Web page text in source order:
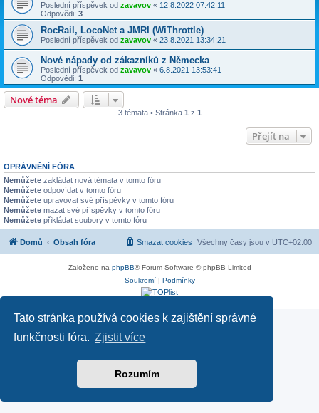
Tato stránka používá cookies k zajištění správné
funkčnosti fóra. Zjistit více
Rozumím
Poslední příspěvek od zavavov « 12.8.2022 07:42:11
Odpovědi: 3
RocRail, LocoNet a JMRI (WiThrottle)
Poslední příspěvek od zavavov « 23.8.2021 13:34:21
Nové nápady od zákazníků z Německa
Poslední příspěvek od zavavov « 6.8.2021 13:53:41
Odpovědi: 1
Nové téma
3 témata • Stránka 1 z 1
Přejít na
OPRÁVNĚNÍ FÓRA
Nemůžete zakládat nová témata v tomto fóru
Nemůžete odpovídat v tomto fóru
Nemůžete upravovat své příspěvky v tomto fóru
Nemůžete mazat své příspěvky v tomto fóru
Nemůžete přikládat soubory v tomto fóru
Domů Obsah fóra Všechny časy jsou v UTC+02:00
Smazat cookies
Založeno na phpBB® Forum Software © phpBB Limited
Soukromí| Podmínky